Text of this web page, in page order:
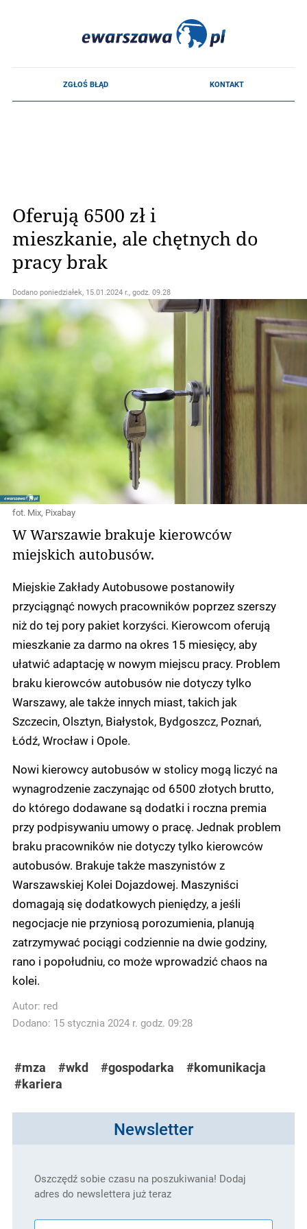
Oferują 6500 zł i
mieszkanie, ale chętnych do
pracy brak
Dodano poniedziałek, 15.01.2024 r., godz. 09.28
fot. Mix, Pixabay
W Warszawie brakuje kierowców
miejskich autobusów.
Miejskie Zakłady Autobusowe postanowiły
przyciągnąć nowych pracowników poprzez szerszy
niż do tej pory pakiet korzyści. Kierowcom oferują
mieszkanie za darmo na okres 15 miesięcy, aby
ułatwić adaptację w nowym miejscu pracy. Problem
braku kierowców autobusów nie dotyczy tylko
Warszawy, ale także innych miast, takich jak
Szczecin, Olsztyn, Białystok, Bydgoszcz, Poznań,
Łódź, Wrocław i Opole.
Nowi kierowcy autobusów w stolicy mogą liczyć na
wynagrodzenie zaczynając od 6500 złotych brutto,
do którego dodawane są dodatki i roczna premia
przy podpisywaniu umowy o pracę. Jednak problem
braku pracowników nie dotyczy tylko kierowców
autobusów. Brakuje także maszynistów z
Warszawskiej Kolei Dojazdowej. Maszyniści
domagają się dodatkowych pieniędzy, a jeśli
negocjacje nie przyniosą porozumienia, planują
zatrzymywać pociągi codziennie na dwie godziny,
rano i popołudniu, co może wprowadzić chaos na
kolei.
Autor: red
Dodano: 15 stycznia 2024 r. godz. 09:28
#mza #wkd #gospodarka
#komunikacja
#kariera
Newsletter
Oszczędź sobie czasu na poszukiwania! Dodaj
adres do newslettera już teraz